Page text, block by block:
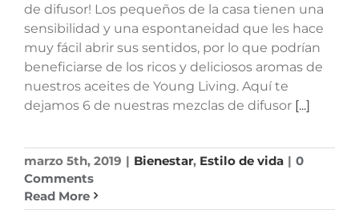
de difusor! Los pequeños de la casa tienen una
sensibilidad y una espontaneidad que les hace
muy fácil abrir sus sentidos, por lo que podrían
beneficiarse de los ricos y deliciosos aromas de
nuestros aceites de Young Living. Aquí te
dejamos 6 de nuestras mezclas de difusor [...]
marzo 5th, 2019 | Bienestar, Estilo de vida | 0
Comments
Read More